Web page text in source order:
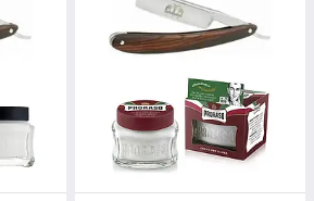
ергономічний дизайн, надійне
в руках. Гостро сталеве лезо
Детальніше ➔